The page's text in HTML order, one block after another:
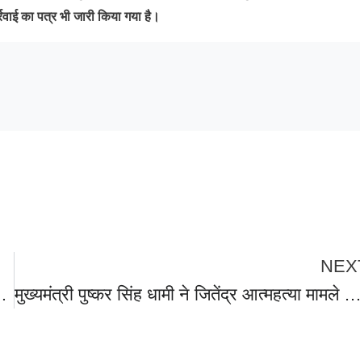
का पत्र भी जारी किया गया है।
हिमांशु चमोली हुआ गिरफ्तार
मुख्यमंत्री पुष्कर सिंह धामी ने जितेंद्र आत्महत्या मामले में जताया दुःख,परिजनों से फोन पर वार्ता कर प्रकट की शोक संवेदनाएं,कानून की